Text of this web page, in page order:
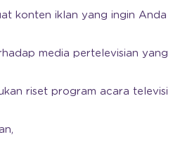
konten iklan yang ingin Anda
media pertelevisian yang
riset program acara televisi